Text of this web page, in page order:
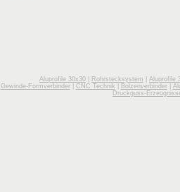
Aluprofile 30x30 Rohrstecksystem
Aluprofile
Gewinde-Formverbinder| CNC Technik Bolzenverbinder|
Druckguss-